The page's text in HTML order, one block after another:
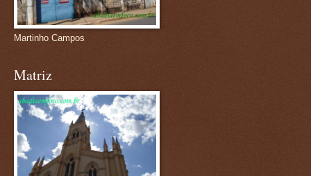
Martinho Campos
Matriz